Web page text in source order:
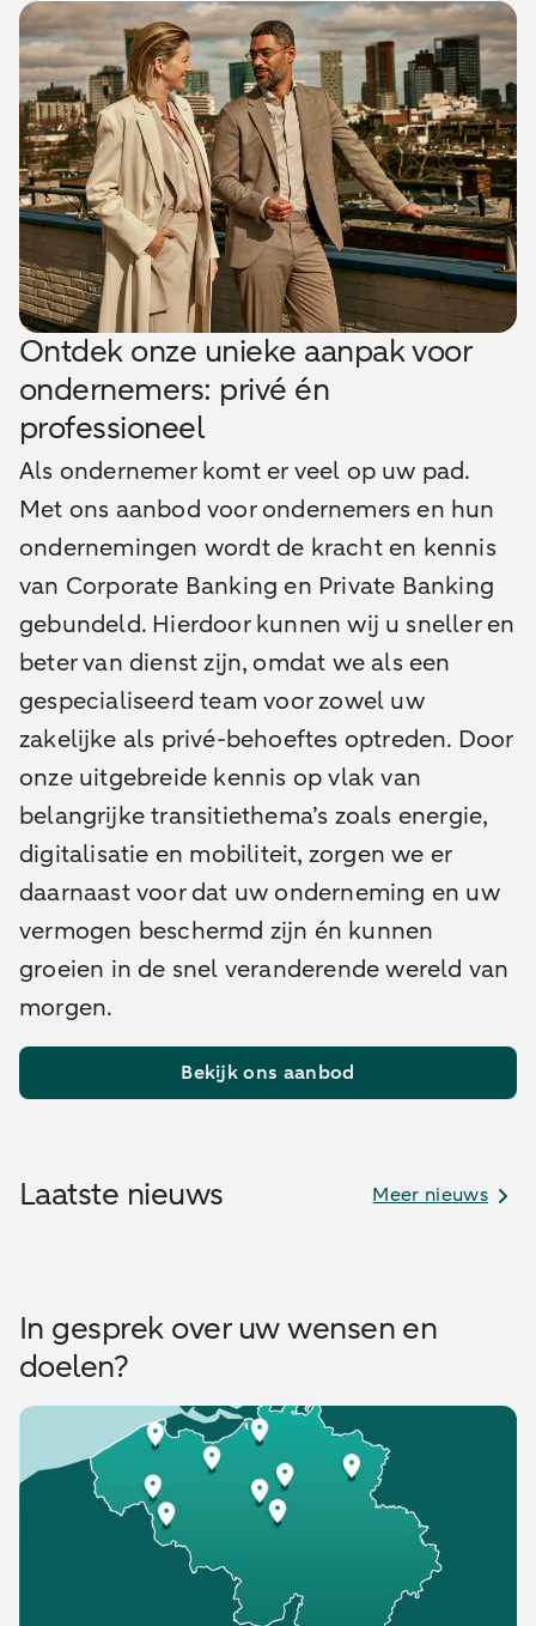
Ontdek onze unieke aanpak voor
ondernemers: privé én
professioneel
Als ondernemer komt er veel op uw pad.
Met ons aanbod voor ondernemers en hun
ondernemingen wordt de kracht en kennis
van Corporate Banking en Private Banking
gebundeld. Hierdoor kunnen wij u sneller en
beter van dienst zijn, omdat we als een
gespecialiseerd team voor zowel uw
zakelijke als privé-behoeftes optreden. Door
onze uitgebreide kennis op vlak van
belangrijke transitiethema’s zoals energie,
digitalisatie en mobiliteit, zorgen we er
daarnaast voor dat uw onderneming en uw
vermogen beschermd zijn én kunnen
groeien in de snel veranderende wereld van
morgen.
Bekijk ons aanbod
Laatste nieuws Meer nieuws
In gesprek over uw wensen en
doelen?